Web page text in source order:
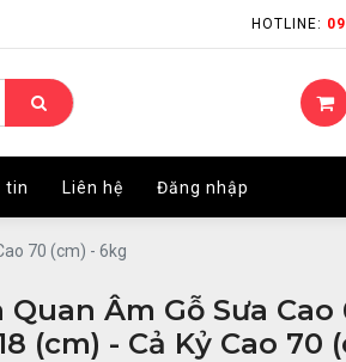
HOTLINE:
tin Liên hệ Đăng nhập
HOTLINE:
tin Liên hệ Đăng nhập
70 (cm) - 6kg
Âm Gỗ Sưa Cao
(cm) - Cả Kỷ Cao 70